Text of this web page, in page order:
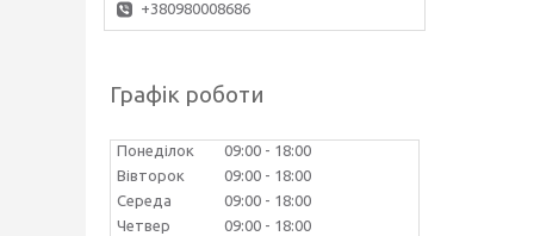
+380980008686
Графік роботи
Понеділок 09:00
18:00
Вівторок
09:00
18:00
Середа
09:00
18:00
Четвер
09:00
18:00